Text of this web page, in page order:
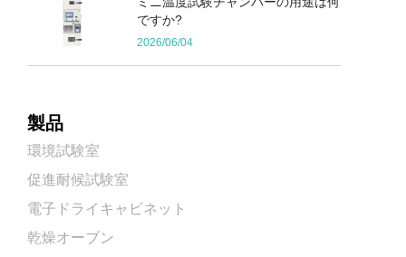
ですか?
2026/06/04
製品
環境試験室
促進耐候試験室
電子ドライキャビネット
乾燥オーブン